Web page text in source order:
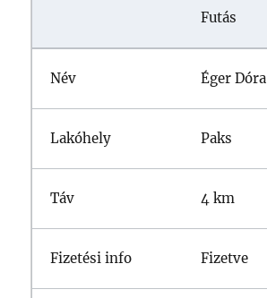
Futás
Éger Dóra
Paks
4 km
Fizetve